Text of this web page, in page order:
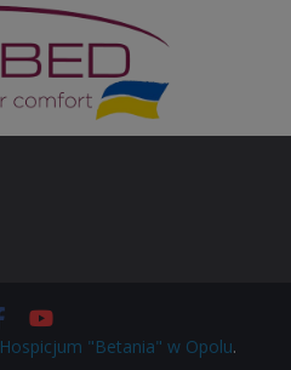
Hospicjum "Betania" w Opolu.